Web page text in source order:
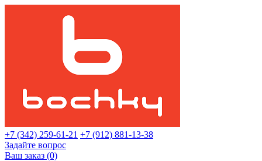
+7 (342) 259-61-21 +7 (912) 881-13-38
Задайте вопрос
Ваш заказ (0)